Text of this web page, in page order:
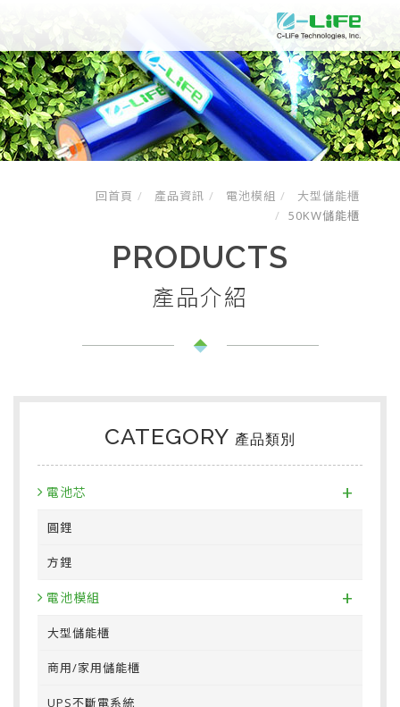
回首頁 產品資訊 電池模組
大型儲能櫃
50KW儲能櫃
PRODUCTS
產品介紹
CATEGORY 產品類別
電池芯 +
圓鋰
方鋰
電池模組 +
大型儲能櫃
商用/家用儲能櫃
UPS不斷電系統